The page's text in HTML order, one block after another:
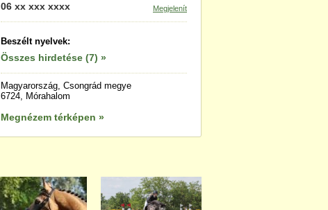
06 xx xxx xxxx Megjelenít
Beszélt nyelvek:
Összes hirdetése (7) »
Magyarország, Csongrád megye
6724, Mórahalom
Megnézem térképen »